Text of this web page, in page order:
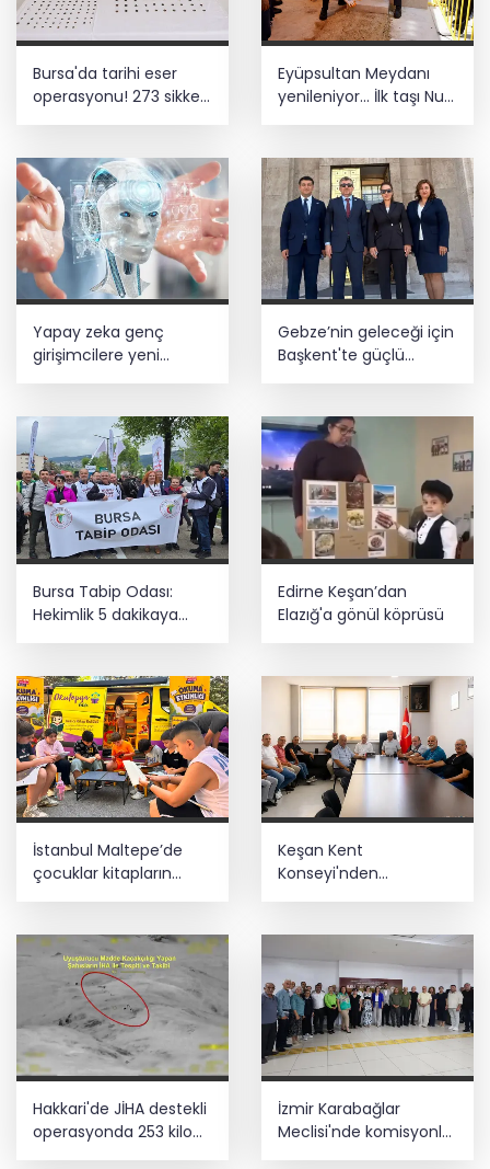
Bursa'da tarihi eser
operasyonu! 273 sikke
Eyüpsultan Meydanı
yenileniyor... İlk taşı Nuri
Yapay zeka genç
girişimcilere yeni
kapılar açıyor
Gebze’nin geleceği için
Başkent'te güçlü
temaslar
Bursa Tabip Odası:
Hekimlik 5 dakikaya
Edirne Keşan’dan
Elazığ'a gönül köprüsü
İstanbul Maltepe’de
çocuklar kitapların
Keşan Kent
Konseyi'nden
Hakkari'de JİHA destekli
operasyonda 253 kilo
esrar ele geçirildi
İzmir Karabağlar
Meclisi'nde komisyonlar
yeniden şekillendi